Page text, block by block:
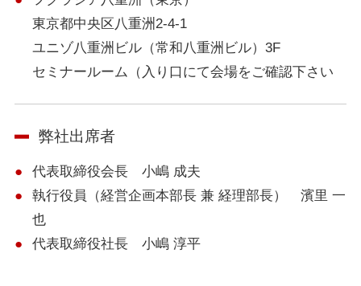
東京都中央区八重洲2-4-1
ユニゾ八重洲ビル（常和八重洲ビル）3F
セミナールーム（入り口にて会場をご確認下さい
弊社出席者
代表取締役会長 小嶋 成夫
執行役員（経営企画本部長 兼 経理部長） 濱里 一
也
代表取締役社長 小嶋 淳平